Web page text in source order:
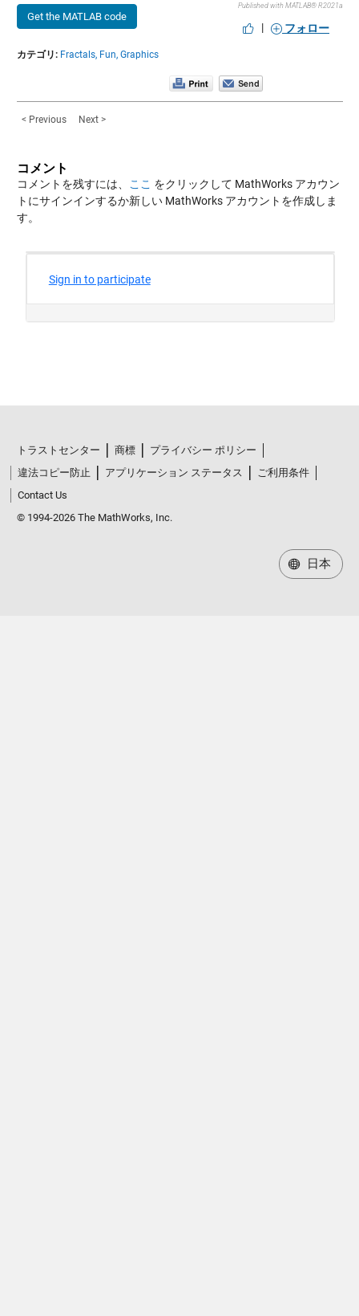
Get the MATLAB code
Published with MATLAB® R2021a
| フォロー
カテゴリ: Fractals, Fun, Graphics
< Previous Next >
コメント
コメントを残すには、 ここ をクリックして MathWorks アカウン
トにサインインするか新しい MathWorks アカウントを作成しま
す。
トラストセンター 商標
プライバシー ポリシー
違法コピー防止
アプリケーション ステータス
ご利用条件
Contact Us
© 1994-2026 The MathWorks, Inc.
日本